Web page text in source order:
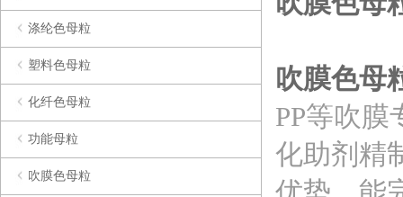
涤纶色母粒
塑料色母粒
化纤色母粒
功能母粒
吹膜色母粒
吹膜色母
PP等吹
化助剂精